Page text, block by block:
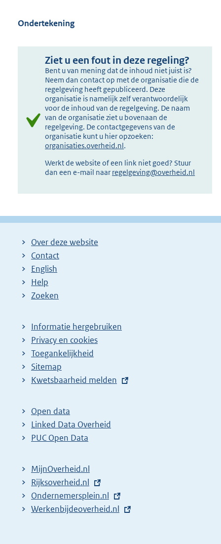
Ondertekening
Ziet u een fout in deze regeling?
Bent u van mening dat de inhoud niet juist is?
Neem dan contact op met de organisatie die de
regelgeving heeft gepubliceerd. Deze
organisatie is namelijk zelf verantwoordelijk
voor de inhoud van de regelgeving. De naam
van de organisatie ziet u bovenaan de
regelgeving. De contactgegevens van de
organisatie kunt u hier opzoeken:
organisaties.overheid.nl.
Werkt de website of een link niet goed? Stuur
dan een e-mail naar regelgeving@overheid.nl
Over deze website
Contact
English
Help
Zoeken
Informatie hergebruiken
Privacy en cookies
Toegankelijkheid
Sitemap
E
t
e
r
l
i
n
k
Kwetsbaarheid melden
Open data
Linked Data Overheid
PUC Open Data
MijnOverheid.nl
E
x
t
Rijksoverheid.nl
E
x
Ondernemersplein.nl
E
Werkenbijdeoverheid.nl